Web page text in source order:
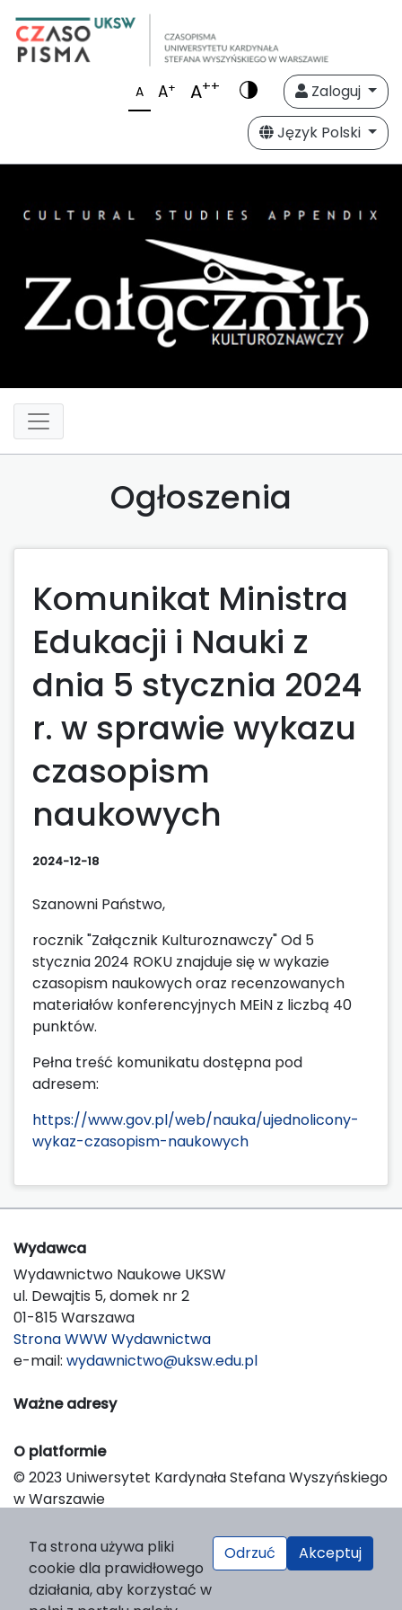
A A+ A++
Zaloguj
Język Polski
Ogłoszenia
Komunikat Ministra
Edukacji i Nauki z
dnia 5 stycznia 2024
r. w sprawie wykazu
czasopism
naukowych
2024-12-18
Szanowni Państwo,
rocznik "Załącznik Kulturoznawczy" Od 5
stycznia 2024 ROKU znajduje się w wykazie
czasopism naukowych oraz recenzowanych
materiałów konferencyjnych MEiN z liczbą 40
punktów.
Pełna treść komunikatu dostępna pod
adresem:
https://www.gov.pl/web/nauka/ujednolicony-
wykaz-czasopism-naukowych
Wydawca
Wydawnictwo Naukowe UKSW
ul. Dewajtis 5, domek nr 2
01-815 Warszawa
Strona WWW Wydawnictwa
e-mail: wydawnictwo@uksw.edu.pl
Ważne adresy
O platformie
© 2023 Uniwersytet Kardynała Stefana Wyszyńskiego
w Warszawie
Platform & Workflow by OJS/PKP
Ta strona używa pliki
cookie dla prawidłowego
działania, aby korzystać w
Odrzuć Akceptuj